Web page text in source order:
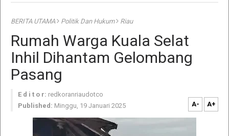
BERITA UTAMA Politik Dan Hukum Riau
Rumah Warga Kuala Selat
Inhil Dihantam Gelombang
Pasang
E d i t o r: redkoranriaudotco
Published: Minggu, 19 Januari 2025 A- A+